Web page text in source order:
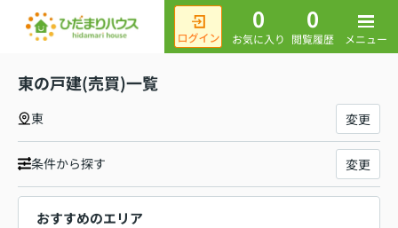
0
お気に入り
0
閲覧履歴 メニュー
東の戸建(売買)一覧
東 変更
条件から探す 変更
おすすめのエリア